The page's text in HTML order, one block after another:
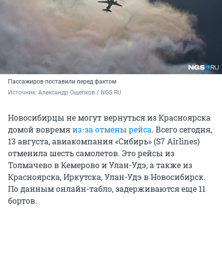
Пассажиров поставили перед фактом
Источник: Александр Ощепков / NGS.RU
Новосибирцы не могут вернуться из Красноярска
домой вовремяиз-за отмены рейса. Всего сегодня,
13 августа, авиакомпания «Сибирь» (S7 Airlines)
отменила шесть самолетов. Это рейсы из
Толмачево в Кемерово и Улан-Удэ, а также из
Красноярска, Иркутска, Улан-Удэ в Новосибирск.
По данным онлайн-табло, задерживаются еще 11
бортов.